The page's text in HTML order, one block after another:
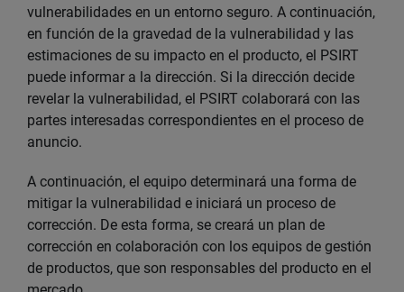
vulnerabilidades en un entorno seguro. A continuación,
en función de la gravedad de la vulnerabilidad y las
estimaciones de su impacto en el producto, el PSIRT
puede informar a la dirección. Si la dirección decide
revelar la vulnerabilidad, el PSIRT colaborará con las
partes interesadas correspondientes en el proceso de
anuncio.
A continuación, el equipo determinará una forma de
mitigar la vulnerabilidad e iniciará un proceso de
corrección. De esta forma, se creará un plan de
corrección en colaboración con los equipos de gestión
de productos, que son responsables del producto en el